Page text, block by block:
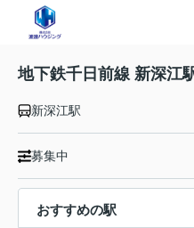
地下鉄千日前線 新深江
新深江駅
募集中
おすすめの駅